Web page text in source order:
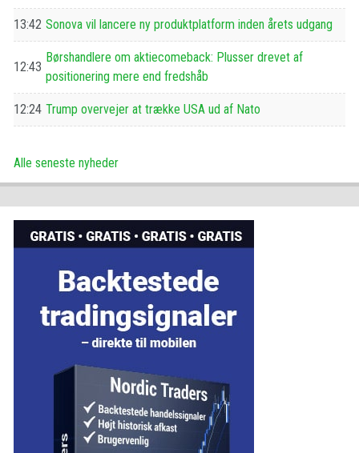
13:42 Sonova vil lancere ny produktplatform inden årets udgang
12:43
Børshandlere om aktiecomeback: Plusser drevet af
positionering mere end fredshåb
12:24 Trump overvejer at trække USA ud af Nato
Alle seneste nyheder